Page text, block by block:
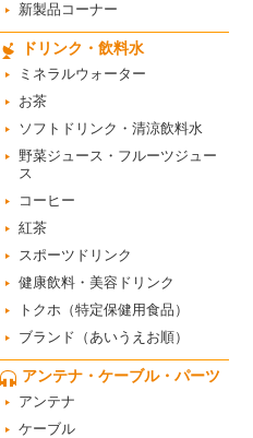
新製品コーナー
ドリンク・飲料水
ミネラルウォーター
お茶
ソフトドリンク・清涼飲料水
野菜ジュース・フルーツジュー
ス
コーヒー
紅茶
スポーツドリンク
健康飲料・美容ドリンク
トクホ（特定保健用食品）
ブランド（あいうえお順）
アンテナ・ケーブル・パーツ
アンテナ
ケーブル